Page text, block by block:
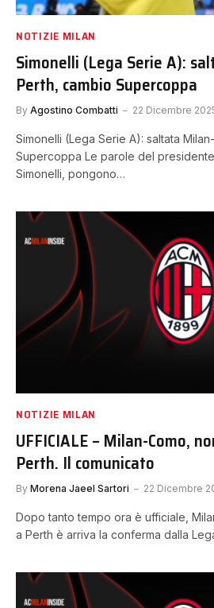
NOTIZIE MILAN
Simonelli (Lega Serie A):
Perth, cambio Supercoppa
By Agostino Combatti 22 Dicembre
Simonelli (Lega Serie A): saltata
Supercoppa Le parole del
Simonelli, pongono…
NOTIZIE MILAN
UFFICIALE – Milan-Como,
Perth. Il comunicato
By Morena Jaeel Sartori 22 Dicembre
Dopo tanto tempo ora è ufficiale,
a Perth è arriva la conferma dalla